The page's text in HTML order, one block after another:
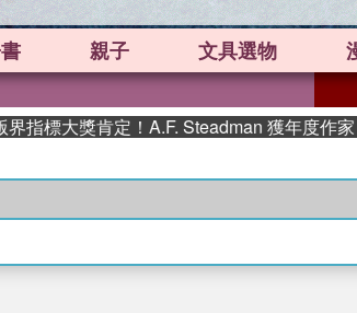
親子 文具選物
指標大獎肯定！A.F. Steadman 獲年度作家